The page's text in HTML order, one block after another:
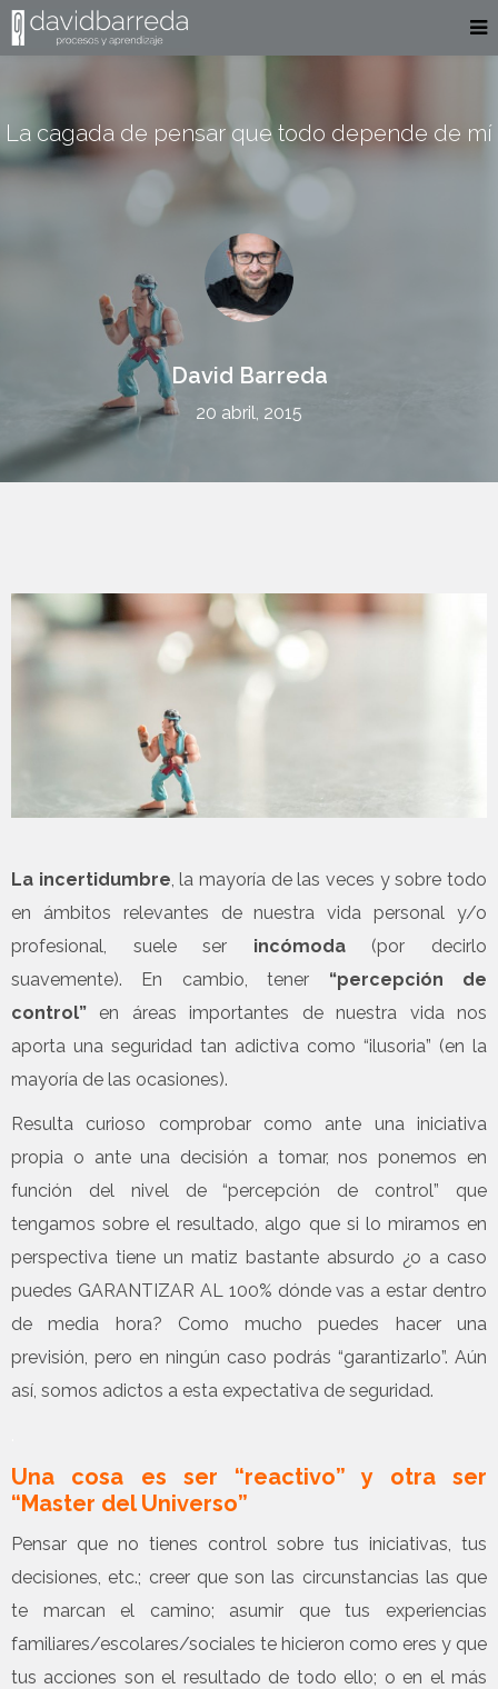
La cagada de pensar que todo depende de mí
David Barreda
20 abril, 2015
La incertidumbre , la mayoría de las veces y sobre todo
en ámbitos relevantes de nuestra vida personal y/o
profesional, suele ser incómoda (por decirlo
suavemente). En cambio, tener “percepción de
control” en áreas importantes de nuestra vida nos
aporta una seguridad tan adictiva como “ilusoria” (en la
mayoría de las ocasiones).
Resulta curioso comprobar como ante una iniciativa
propia o ante una decisión a tomar, nos ponemos en
función del nivel de “percepción de control” que
tengamos sobre el resultado, algo que si lo miramos en
perspectiva tiene un matiz bastante absurdo ¿o a caso
puedes GARANTIZAR AL 100% dónde vas a estar dentro
de media hora? Como mucho puedes hacer una
previsión, pero en ningún caso podrás “garantizarlo”. Aún
así, somos adictos a esta expectativa de seguridad.
Una cosa es ser “reactivo” y otra ser
“Master del Universo”
Pensar que no tienes control sobre tus iniciativas, tus
decisiones, etc.; creer que son las circunstancias las que
te marcan el camino; asumir que tus experiencias
familiares/escolares/sociales te hicieron como eres y que
tus acciones son el resultado de todo ello; o en el más